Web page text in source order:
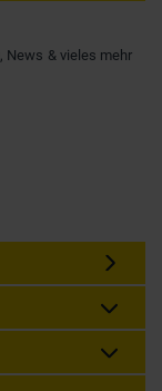
News & vieles mehr